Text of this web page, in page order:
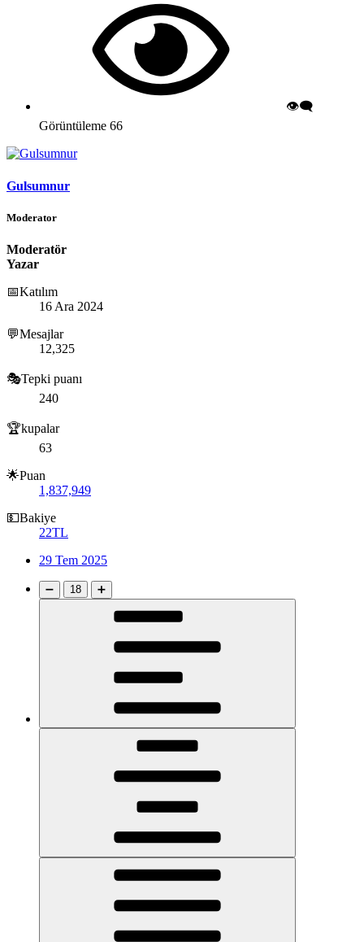
👁️‍🗨️
Görüntüleme 66
Gulsumnur
Moderator
Moderatör
Yazar
📅Katılım
16 Ara 2024
💬Mesajlar
12,325
🎭Tepki puanı
240
🏆kupalar
63
🌟Puan
1,837,949
💵Bakiye
22TL
29 Tem 2025
➖ 18 ➕